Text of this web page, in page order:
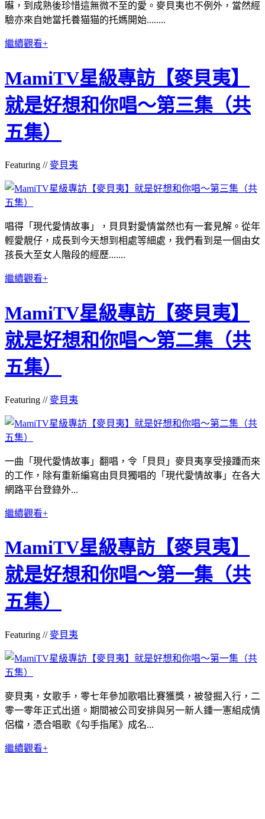
囌，到成熟後珍惜這無微不至的愛。麥貝夷也不例外，當然經
驗亦來自她當托養猫猫的托媽開始........
繼續觀看+
MamiTV星級專訪【麥貝夷】
就是好想和你唱～第三集（共
五集）
Featuring //麥貝夷
唱得「現代愛情故事」，貝貝對愛情當然也有一套見解。從年
輕愛靚仔，成長到今天想到相處等細處，我們看到是一個由女
孩長大至女人階段的經歷.......
繼續觀看+
MamiTV星級專訪【麥貝夷】
就是好想和你唱～第二集（共
五集）
Featuring //麥貝夷
一曲「現代愛情故事」翻唱，令「貝貝」麥貝夷享受接踵而來
的工作，除有重新編寫由貝貝獨唱的「現代愛情故事」在各大
網路平台登錄外...
繼續觀看+
MamiTV星級專訪【麥貝夷】
就是好想和你唱～第一集（共
五集）
Featuring //麥貝夷
麥貝夷，女歌手，零七年參加歌唱比賽獲獎，被發掘入行，二
零一零年正式出道。期間被公司安排與另一新人鍾一憲組成情
侶檔，憑合唱歌《勾手指尾》成名...
繼續觀看+